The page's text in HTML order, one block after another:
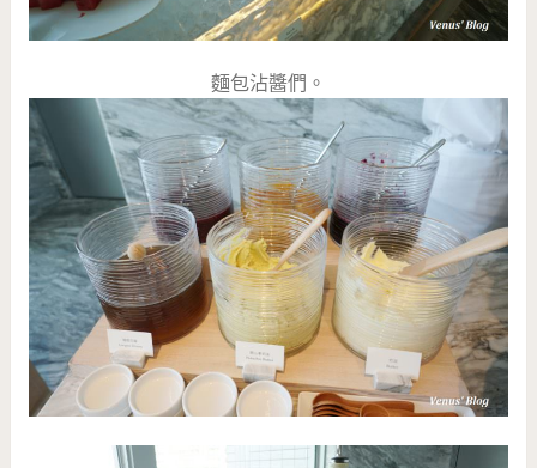
麵包沾醬們。